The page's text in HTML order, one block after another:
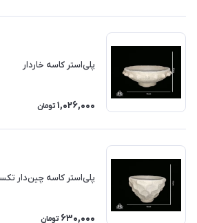
پلی‌استر کاسه خاردار
1,026,000 تومان
پلی‌استر کاسه چین‌دار
630,000 تومان